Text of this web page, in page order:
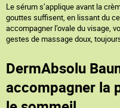
Le sérum s’applique avant la
gouttes suffisent, en lissant du
accompagner l’ovale du visage,
gestes de massage doux,
DermAbsolu
accompagner la